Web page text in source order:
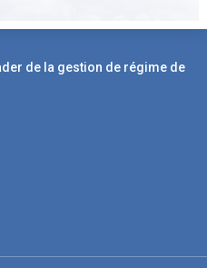
de la gestion de régime de